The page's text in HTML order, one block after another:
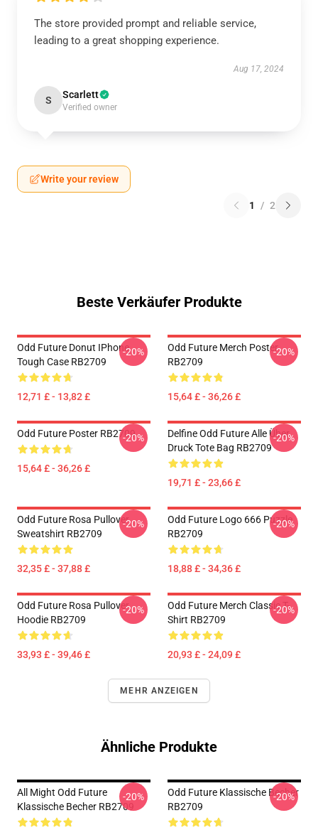
The store provided prompt and reliable service,
leading to a great shopping experience.
Aug 17, 2024
S Scarlett
Verified owner
Write your review
1 / 2
Beste Verkäufer Produkte
Odd Future Donut IPhone
Tough Case RB2709
12,71 £ - 13,82 £
-20%
Odd Future Merch Poster
RB2709
15,64 £ - 36,26 £
-20%
Odd Future Poster RB2709
15,64 £ - 36,26 £
-20%
Delfine Odd Future Alle Über
Druck Tote Bag RB2709
19,71 £ - 23,66 £
-20%
Odd Future Rosa Pullover
Sweatshirt RB2709
32,35 £ - 37,88 £
-20%
Odd Future Logo 666 Puzzle
RB2709
18,88 £ - 34,36 £
-20%
Odd Future Rosa Pullover
Hoodie RB2709
33,93 £ - 39,46 £
-20%
Odd Future Merch Classic T-
Shirt RB2709
20,93 £ - 24,09 £
-20%
MEHR ANZEIGEN
Ähnliche Produkte
All Might Odd Future
Klassische Becher RB2709
-20%
Odd Future Klassische Becher
RB2709
-20%